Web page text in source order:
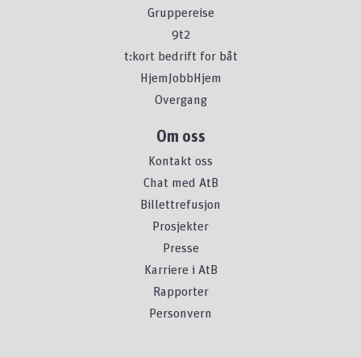
Gruppereise
9t2
t:kort bedrift for båt
HjemJobbHjem
Overgang
Om oss
Kontakt oss
Chat med AtB
Billettrefusjon
Prosjekter
Presse
Karriere i AtB
Rapporter
Personvern